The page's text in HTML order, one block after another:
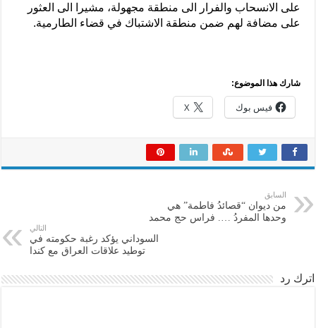
على الانسحاب والفرار الى منطقة مجهولة، مشيرا الى العثور
على مضافة لهم ضمن منطقة الاشتباك في قضاء الطارمية.
شارك هذا الموضوع:
فيس بوك X
السابق
من ديوان “قصائدُ فاطمة” هي
وحدها المفردُ …. فراس حج محمد
التالي
السوداني يؤكد رغبة حكومته في
توطيد علاقات العراق مع كندا
اترك رد